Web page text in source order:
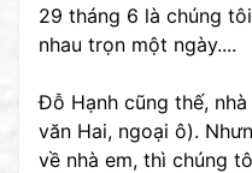
29 tháng 6 là chúng
nhau trọn một ngày....
Đỗ Hạnh cũng thế,
văn Hai, ngoại ô).
về nhà em, thì chúng